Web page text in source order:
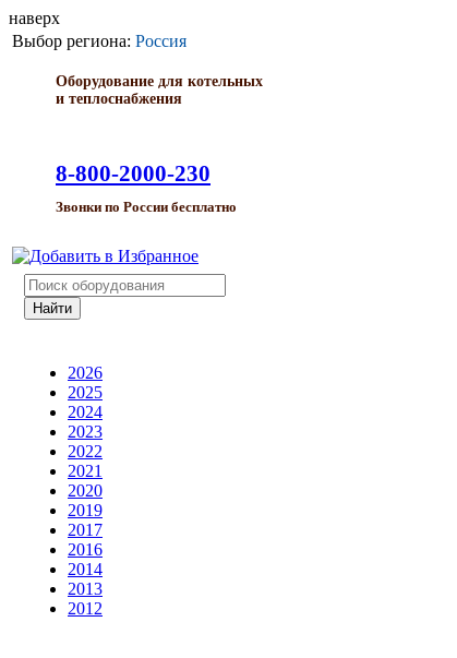
наверх
Выбор региона: Россия
Оборудование для котельных
и теплоснабжения
8-800-2000-230
Звонки по России бесплатно
2026
2025
2024
2023
2022
2021
2020
2019
2017
2016
2014
2013
2012